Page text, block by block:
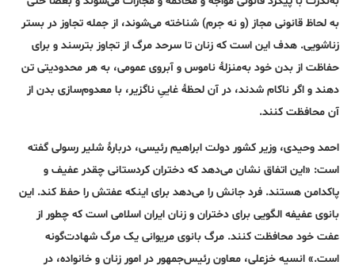
به لحاظ قانونی مجاز (و نه جرم) شناخته می‌شوند، از جمله تجاوز در بستر
زناشویی. هدف این است که زنان تا سرحد مرگ از تجاوز بترسند و برای
حفاظت از بدن خود به‌منزلۀ ناموس و آبروی عمومی، به هر محدودیتی تن
دهند و اگر ناکام شدند، در آن لحظۀ غاییِ ناگزیر، با معدوم‌سازی بدن از
آن محافظت کنند.
احمد وحیدی، وزیر کشور دولت ابراهیم رئیسی، دربارۀ شلیر رسولی گفته
است: «این اتفاق نشان می‌دهد که دختران کردستانی چقدر عفیف و
پاکدامن هستند. فرد جانش را می‌دهد برای اینکه عفتش را حفظ کند. این
بانوی عفیفه الگویی برای دختران و زنان ایران اسلامی است که چطور از
عفت خود محافظت کنند. مرگ بانوی مریوانی یک مرگ شهادت‌گونه
است.» انسیه خزعلی، معاون رئیس‌جمهور در امور زنان و خانواده، در